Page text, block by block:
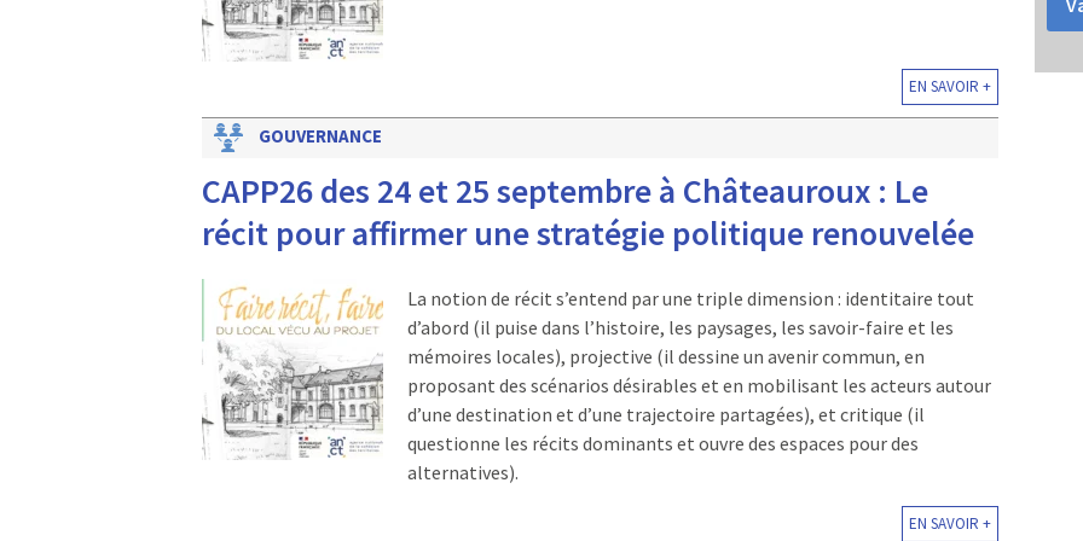
EN SAVOIR +
GOUVERNANCE
CAPP26 des 24 et 25 septembre à Châteauroux : Le
récit pour affirmer une stratégie politique renouvelée
La notion de récit s’entend par une triple dimension : identitaire tout
d’abord (il puise dans l’histoire, les paysages, les savoir-faire et les
mémoires locales), projective (il dessine un avenir commun, en
proposant des scénarios désirables et en mobilisant les acteurs autour
d’une destination et d’une trajectoire partagées), et critique (il
questionne les récits dominants et ouvre des espaces pour des
alternatives).
EN SAVOIR +